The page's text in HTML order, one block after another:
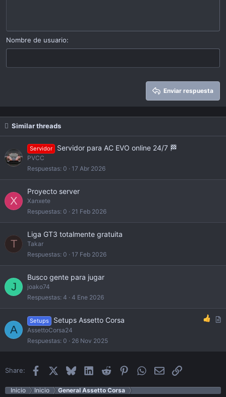
15
22
Times New Roman
Justify text
Heading 2
Heading 3
Nombre de usuario
Enviar respuesta
Similar threads
Servidor Servidor para AC EVO online 24/7 🏁
PVCC
Respuestas 0 17 Abr 2026
X
Proyecto server
Xanxete
Respuestas 0 21 Feb 2026
T
Liga GT3 totalmente gratuita
Takar
Respuestas 0 17 Feb 2026
J
Busco gente para jugar
joako74
Respuestas 4 4 Ene 2026
A
Setups Setups Assetto Corsa
AssettoCorsa24
Respuestas 0 26 Nov 2025
Share: Facebook BlueskyLinkedInReddit PinterestWhatsApp
EmailEnlace
Inicio Inicio General Assetto Corsa